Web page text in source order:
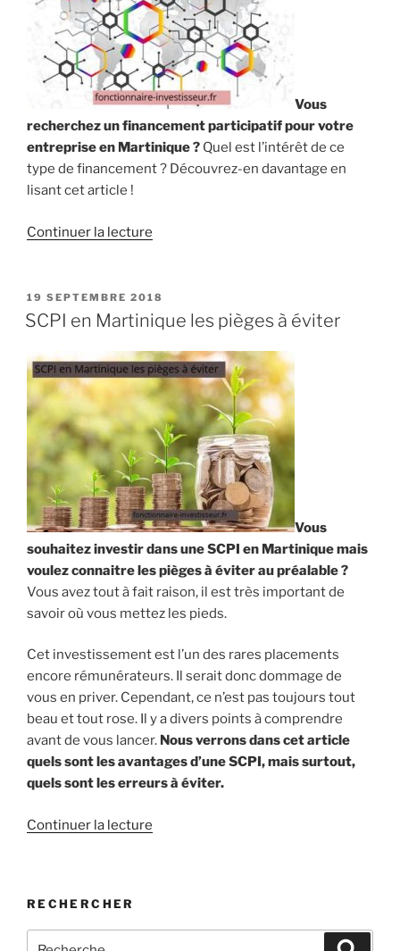
fonctionnaire »
Vous
recherchez un financement participatif pour votre
entreprise en Martinique ? Quel est l’intérêt de ce
type de financement ? Découvrez-en davantage en
lisant cet article !
Continuer la lecture
prêt
aux
à
la
Martinique:
quel
intérêt
? »
PUBLIÉ
LE
19 SEPTEMBRE 2018
SCPI en Martinique les pièges à éviter
Vous
souhaitez investir dans une SCPI en Martinique mais
voulez connaitre les pièges à éviter au préalable ?
Vous avez tout à fait raison, il est très important de
savoir où vous mettez les pieds.
Cet investissement est l’un des rares placements
encore rémunérateurs. Il serait donc dommage de
vous en priver. Cependant, ce n’est pas toujours tout
beau et tout rose. Il y a divers points à comprendre
avant de vous lancer. Nous verrons dans cet article
quels sont les avantages d’une SCPI, mais surtout,
quels sont les erreurs à éviter.
Continuer la lecture
pièges
RECHERCHER